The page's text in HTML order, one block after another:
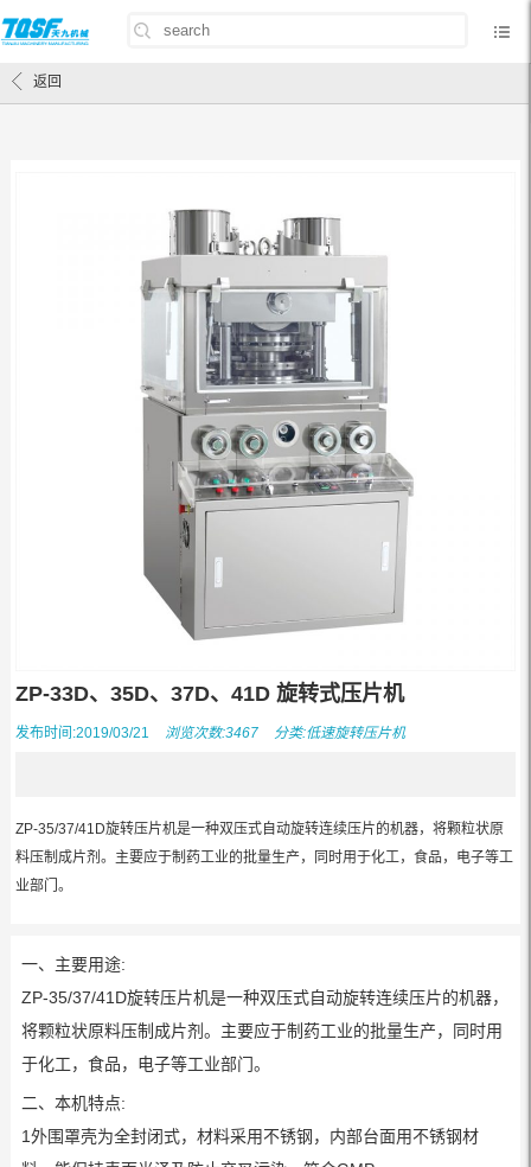
首页/产品中心 压片机 /低速旋转压片机
ZP-33D、35D、37D、41D 旋转式压
片机
返回
ZP-33D、35D、37D、41D 旋转式压片机
发布时间:2019/03/21 浏览次数:3467 分类:低速旋转压片机
ZP-35/37/41D旋转压片机是一种双压式自动旋转连续压片的机器，将颗粒状原
料压制成片剂。主要应于制药工业的批量生产，同时用于化工，食品，电子等工
业部门。
一、主要用途:
ZP-35/37/41D旋转压片机是一种双压式自动旋转连续压片的机器，
将颗粒状原料压制成片剂。主要应于制药工业的批量生产，同时用
于化工，食品，电子等工业部门。
二、本机特点:
1外围罩壳为全封闭式，材料采用不锈钢，内部台面用不锈钢材